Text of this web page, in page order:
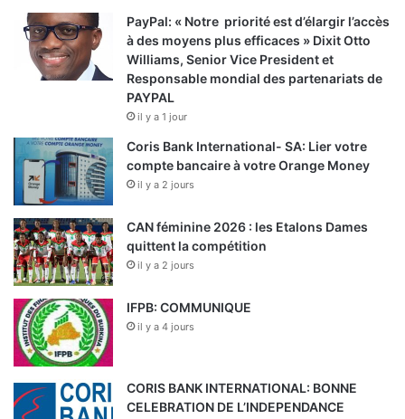
PayPal: « Notre priorité est d’élargir l’accès
à des moyens plus efficaces » Dixit Otto
Williams, Senior Vice President et
Responsable mondial des partenariats de
PAYPAL
il y a 1 jour
Coris Bank International- SA: Lier votre
compte bancaire à votre Orange Money
il y a 2 jours
CAN féminine 2026 : les Etalons Dames
quittent la compétition
il y a 2 jours
IFPB: COMMUNIQUE
il y a 4 jours
CORIS BANK INTERNATIONAL: BONNE
CELEBRATION DE L’INDEPENDANCE